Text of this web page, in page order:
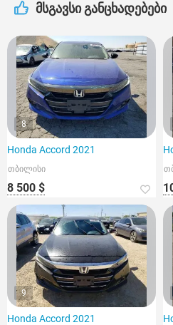
მსგავსი განცხადებები
8
Honda Accord 2021
თბილისი
8 500 $
9
Honda Accord 2021